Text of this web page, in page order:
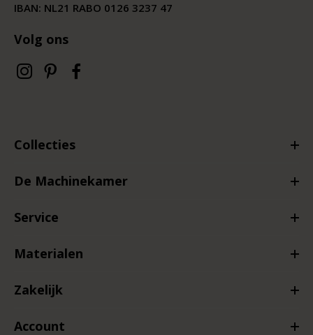
IBAN: NL21 RABO 0126 3237 47
Volg ons
Collecties
De Machinekamer
Service
Materialen
Zakelijk
Account